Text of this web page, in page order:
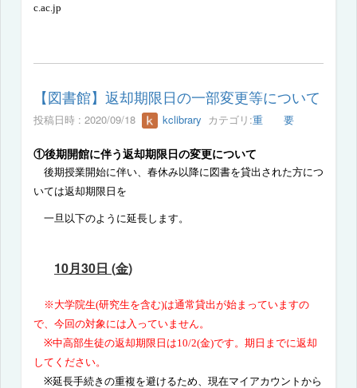
c.ac.jp
【図書館】返却期限日の一部変更等について
投稿日時 : 2020/09/18 kclibrary カテゴリ:重 要
①後期開館に伴う返却期限日の変更について
後期授業開始に伴い、春休み以降に図書を貸出された方につ
いては返却期限日を
一旦以下のように延長します。
10月30日 (金)
※大学院生(研究生を含む)は通常貸出が始まっていますの
で、今回の対象には入っていません。
※中高部生徒の返却期限日は10/2(金)です。期日までに返却
してください。
※延長手続きの重複を避けるため、現在マイアカウントから